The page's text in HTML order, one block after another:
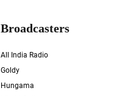
Broadcasters
All India Radio
Goldy
Hungama